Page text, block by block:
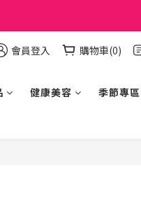
會員登入 購物車(0)
健康美容 季節專區